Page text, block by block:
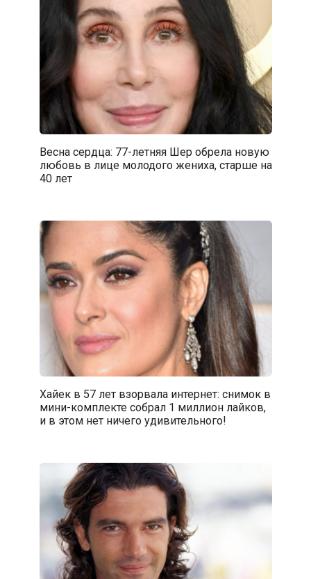
Весна сердца: 77-летняя Шер обрела новую
любовь в лице молодого жениха, старше на
40 лет
Хайек в 57 лет взорвала интернет: снимок в
мини-комплекте собрал 1 миллион лайков,
и в этом нет ничего удивительного!